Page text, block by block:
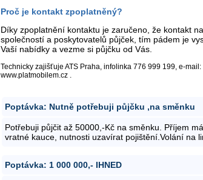
Proč je kontakt zpoplatněný?
Díky zpoplatnění kontaktu je zaručeno, že kontakt
společností a poskytovatelů půjček, tím pádem je
Vaší nabídky a vezme si půjčku od Vás.
Technicky zajišťuje ATS Praha, infolinka 776 999 199, e-
www.platmobilem.cz .
Poptávka: Nutně potřebuji půjčku ,na směnku
Potřebuji půjčit až 50000,-Kč na směnku. Příjem
vratné kauce, nutnosti uzavírat pojištění.Volání na
Poptávka: 1 000 000,- IHNED